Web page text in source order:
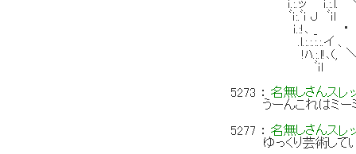
ﾞｉ.:.ッ⌒ﾞｉ
ﾞｉ:.ﾞｉ Ｊ ﾞ
ｉ.:!､ _
.l.:.:.:.:.
!ﾊ.:.l!
ﾞｉl ｀
5273 ：名無しさんス
うーんこれはミ
5277 ：名無しさんス
ゆっくり芸術して